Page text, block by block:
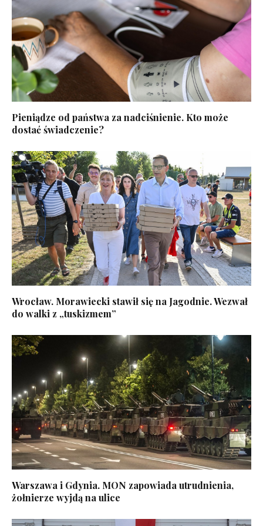
Pieniądze od państwa za nadciśnienie. Kto może
dostać świadczenie?
Wrocław. Morawiecki stawił się na Jagodnie. Wezwał
do walki z „tuskizmem”
Warszawa i Gdynia. MON zapowiada utrudnienia,
żołnierze wyjdą na ulice